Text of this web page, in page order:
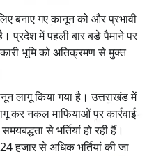
बनाए गए कानून को और प्रभावी
प्रदेश में पहली बार बङे पैमाने पर
भूमि को अतिक्रमण से मुक्त
लागू किया गया है। उत्तराखंड में
कर नकल माफियाओं पर कार्रवाई
से भर्तियां हो रही हैं।
हजार से अधिक भर्तियां की जा